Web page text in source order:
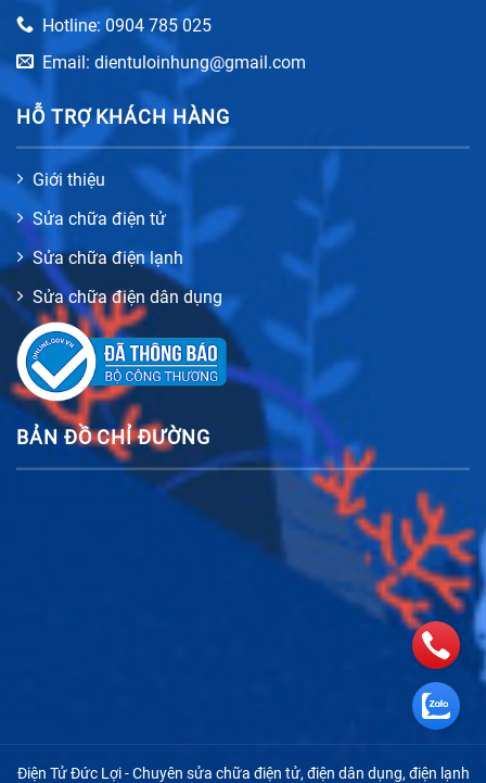
Hotline: 0904 785 025
Email: dientuloinhung@gmail.com
HỖ TRỢ KHÁCH HÀNG
Giới thiệu
Sửa chữa điện tử
Sửa chữa điện lạnh
Sửa chữa điện dân dụng
BẢN ĐỒ CHỈ ĐƯỜNG
Điện Tử Đức Lợi - Chuyên sửa chữa điện tử, điện dân dụng, điện lạnh